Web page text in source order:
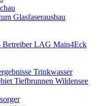
Glasfaserausbau
Betreiber LAG Main4Eck
Trinkwasser
Tiefbrunnen Wildensee